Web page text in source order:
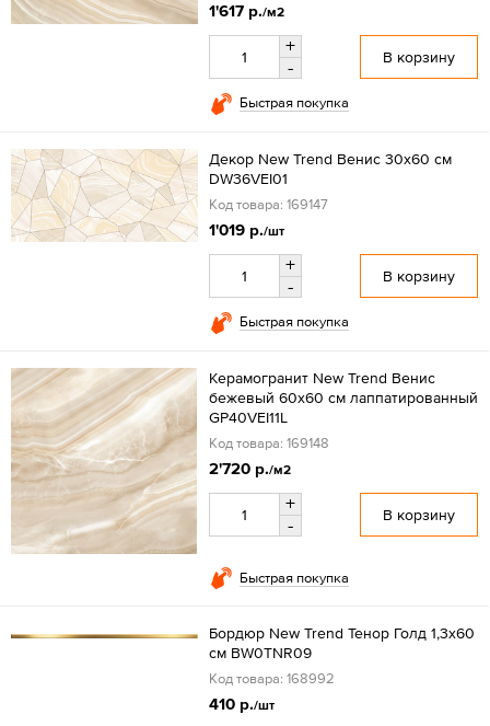
1'617 р./м2
+
-
В корзину
Быстрая покупка
Декор New Trend Венис 30x60 см
DW36VEI01
Код товара: 169147
1'019 р./шт
+
-
В корзину
Быстрая покупка
Керамогранит New Trend Венис
бежевый 60x60 см лаппатированный
GP40VEI11L
Код товара: 169148
2'720 р./м2
+
-
В корзину
Быстрая покупка
Бордюр New Trend Тенор Голд 1,3x60
см BW0TNR09
Код товара: 168992
410 р./шт